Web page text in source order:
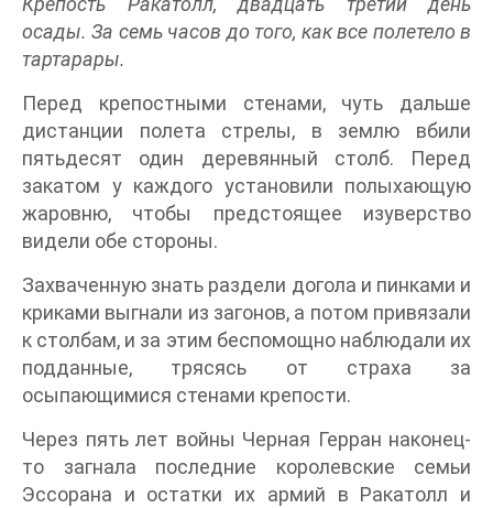
осады. За семь часов до того, как все полетело в
тартарары.
Перед крепостными стенами, чуть дальше
дистанции полета стрелы, в землю вбили
пятьдесят один деревянный столб. Перед
закатом у каждого установили полыхающую
жаровню, чтобы предстоящее изуверство
видели обе стороны.
Захваченную знать раздели догола и пинками и
криками выгнали из загонов, а потом привязали
к столбам, и за этим беспомощно наблюдали их
подданные, трясясь от страха за
осыпающимися стенами крепости.
Через пять лет войны Черная Герран наконец-
то загнала последние королевские семьи
Эссорана и остатки их армий в Ракатолл и